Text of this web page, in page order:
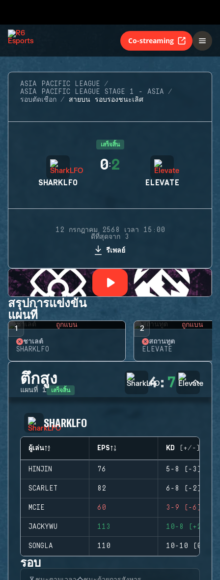
Co-streaming
ASIA PACIFIC LEAGUE
ASIA PACIFIC LEAGUE STAGE 1 - ASIA
รอบตัดเชือก
สายบน รอบรองชนะเลิศ
เสร็จสิ้น
SHARKLFO
0:2
ELEVATE
12 กรกฎาคม 2568 เวลา 15:00
ดีที่สุดจาก 3
รีเพลย์
สรุปการแข่งขัน
แผนที่
1 ถูกแบน
ชาเลต์
SHARKLFO
2 ถูกแบน
สถานทูต
ELEVATE
ตึกสูง
แผนที่ 1 เสร็จสิ้น 4: 7
SHARKLFO
ผู้เล่น EPS KD (+/-)
HINJIN 76 5-8 (-3)
SCARLET 82 6-8 (-2)
MCIE 60 3-9 (-6)
JACKYWU 113 10-8 (+2)
SONGLA 110 10-10 (0)
รอบ